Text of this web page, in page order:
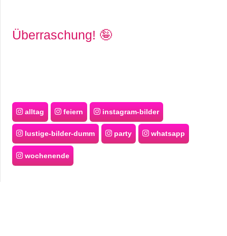
Überraschung! 🤪
alltag feiern instagram-bilder
lustige-bilder-dumm party whatsapp
wochenende